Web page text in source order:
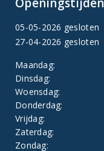
Openingstijden
05-05-2026 gesloten
27-04-2026 gesloten
Maandag:
Dinsdag:
Woensdag:
Donderdag:
Vrijdag:
Zaterdag:
Zondag: